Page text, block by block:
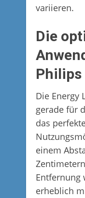
variieren.
Die
Philips
Die Energy
gerade für
das
einem
Entfernung
erheblich